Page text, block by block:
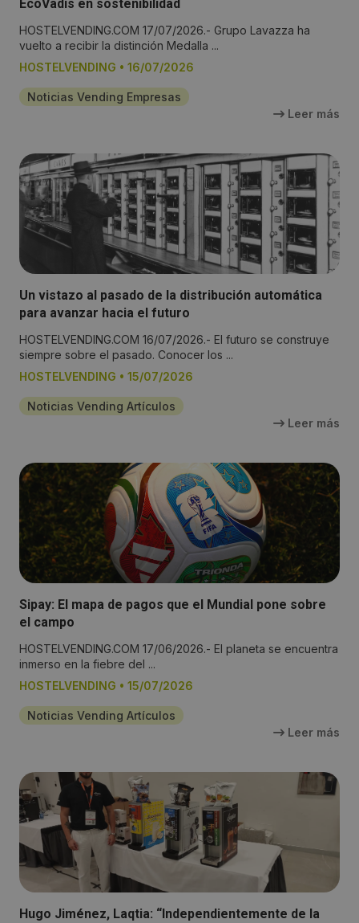
EcoVadis en sostenibilidad
HOSTELVENDING.COM 17/07/2026.- Grupo Lavazza ha
vuelto a recibir la distinción Medalla ...
HOSTELVENDING • 16/07/2026
Noticias Vending Empresas
Leer más
Un vistazo al pasado de la distribución automática
para avanzar hacia el futuro
HOSTELVENDING.COM 16/07/2026.- El futuro se construye
siempre sobre el pasado. Conocer los ...
HOSTELVENDING • 15/07/2026
Noticias Vending Artículos
Leer más
Sipay: El mapa de pagos que el Mundial pone sobre
el campo
HOSTELVENDING.COM 17/06/2026.- El planeta se encuentra
inmerso en la fiebre del ...
HOSTELVENDING • 15/07/2026
Noticias Vending Artículos
Leer más
Hugo Jiménez, Laqtia: “Independientemente de la